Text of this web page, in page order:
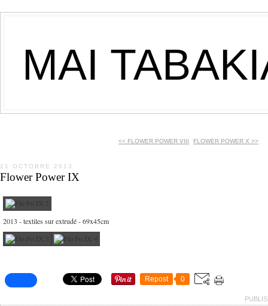
MAI
<< FLOWER POWER VIII FLOWER POWER X >>
21 OCTOBRE 2013
Flower Power IX
2013 - textiles sur extrudé - 69x45cm
Repost 0